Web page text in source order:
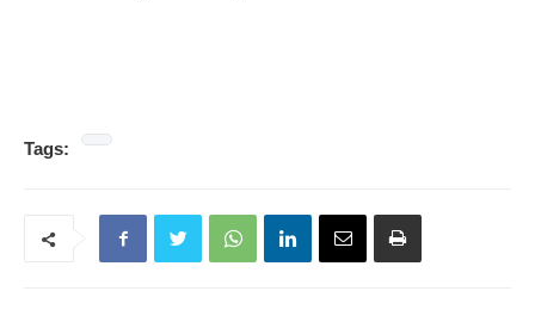
Tags: